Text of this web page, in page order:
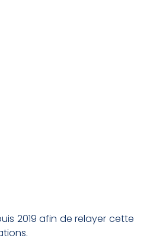
2019 afin de relayer cette